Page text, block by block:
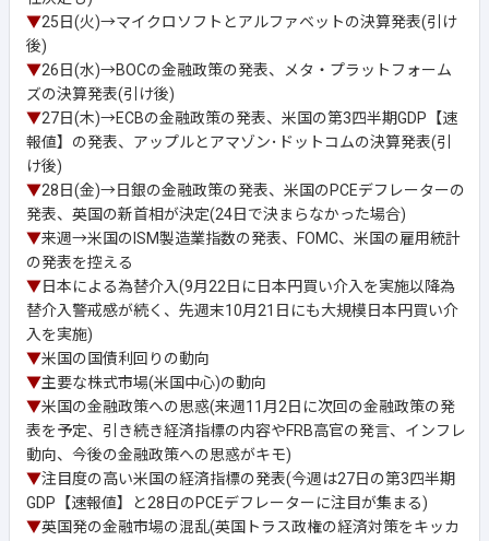
▼25日(火)→マイクロソフトとアルファベットの決算発表(引け
後)
▼26日(水)→BOCの金融政策の発表、メタ・プラットフォーム
ズの決算発表(引け後)
▼27日(木)→ECBの金融政策の発表、米国の第3四半期GDP【速
報値】の発表、アップルとアマゾン･ドットコムの決算発表(引
け後)
▼28日(金)→日銀の金融政策の発表、米国のPCEデフレーターの
発表、英国の新首相が決定(24日で決まらなかった場合)
▼来週→米国のISM製造業指数の発表、FOMC、米国の雇用統計
の発表を控える
▼日本による為替介入(9月22日に日本円買い介入を実施以降為
替介入警戒感が続く、先週末10月21日にも大規模日本円買い介
入を実施)
▼米国の国債利回りの動向
▼主要な株式市場(米国中心)の動向
▼米国の金融政策への思惑(来週11月2日に次回の金融政策の発
表を予定、引き続き経済指標の内容やFRB高官の発言、インフレ
動向、今後の金融政策への思惑がキモ)
▼注目度の高い米国の経済指標の発表(今週は27日の第3四半期
GDP【速報値】と28日のPCEデフレーターに注目が集まる)
▼英国発の金融市場の混乱(英国トラス政権の経済対策をキッカ